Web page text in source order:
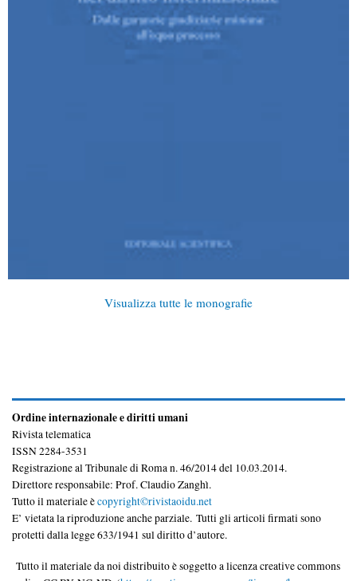
Visualizza tutte le monografie
Ordine internazionale e diritti umani
Rivista telematica
ISSN 2284-3531
Registrazione al Tribunale di Roma n. 46/2014 del 10.03.2014.
Direttore responsabile: Prof. Claudio Zanghì.
Tutto il materiale ècopyright©rivistaoidu.net
E’ vietata la riproduzione anche parziale. Tutti gli articoli firmati sono
protetti dalla legge 633/1941 sul diritto d’autore.
Tutto il materiale da noi distribuito è soggetto a licenza creative commons